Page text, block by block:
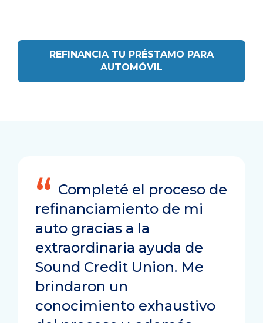
REFINANCIA TU PRÉSTAMO PARA
AUTOMÓVIL
Completé el proceso de
refinanciamiento de mi
auto gracias a la
extraordinaria ayuda de
Sound Credit Union. Me
brindaron un
conocimiento exhaustivo